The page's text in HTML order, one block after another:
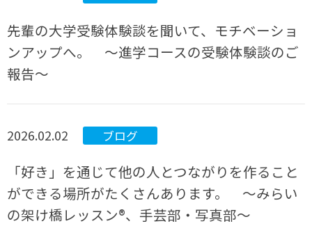
先輩の大学受験体験談を聞いて、モチベーショ
ンアップへ。 ～進学コースの受験体験談のご
報告～
2026.02.02 ブログ
「好き」を通じて他の人とつながりを作ること
ができる場所がたくさんあります。 ～みらい
の架け橋レッスン®、手芸部・写真部～